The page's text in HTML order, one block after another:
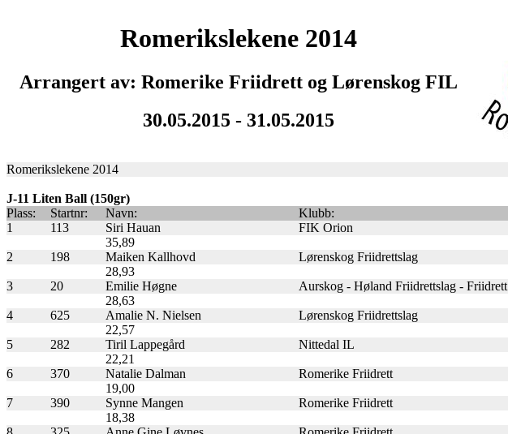
Romerikslekene 2014
Arrangert av: Romerike Friidrett og Lørenskog FIL
30.05.2015 - 31.05.2015
Romerikslekene 2014
J-11 Liten Ball (150gr)
Plass:
Startnr: Navn: Klubb:
1
113 Siri Hauan FIK Orion
35,89
2
198 Maiken Kallhovd Lørenskog Friidrettslag
28,93
3
20 Emilie Høgne Aurskog - Høland Friidrettslag - Friidrett
28,63
4
625 Amalie N. Nielsen Lørenskog Friidrettslag
22,57
5
282 Tiril Lappegård Nittedal IL
22,21
6
370 Natalie Dalman Romerike Friidrett
19,00
7
390 Synne Mangen Romerike Friidrett
18,38